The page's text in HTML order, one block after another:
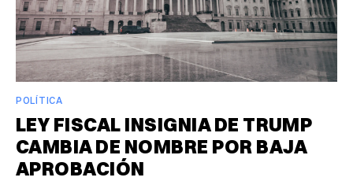
POLÍTICA
LEY FISCAL INSIGNIA DE TRUMP
CAMBIA DE NOMBRE POR BAJA
APROBACIÓN